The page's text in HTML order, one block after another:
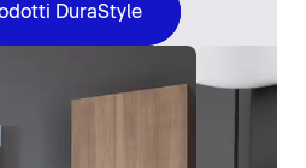
DuraStyle